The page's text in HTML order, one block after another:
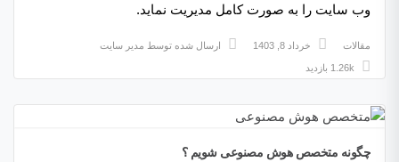
وب سایت را به صورت کامل مدیریت نماید.
مقالات خرداد 8, 1403 ارسال شده توسط مدیر سایت
چگونه متخصص هوش مصنوعی شویم ؟